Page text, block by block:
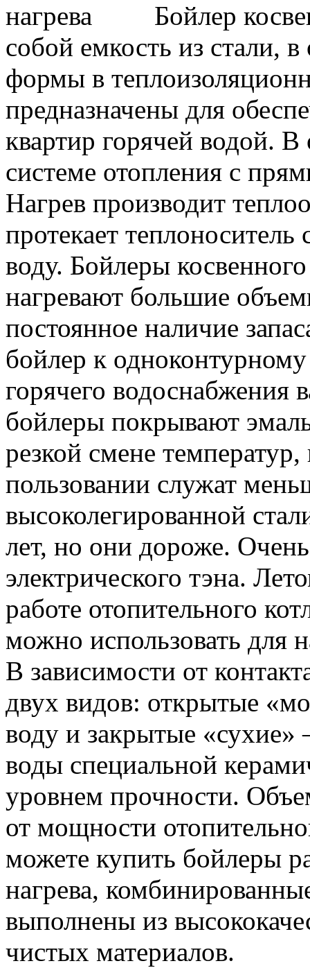
Бойлер
собой емкость из стали,
формы в
предназначены для
квартир горячей водой.
системе отопления с
Нагрев производит
протекает
воду. Бойлеры
нагревают большие
постоянное наличие
бойлер к
горячего водоснабжения
бойлеры покрывают
резкой смене
пользовании служат
высоколегированной
лет, но они дороже.
электрического тэна.
работе отопительного
можно использовать для
В зависимости от
двух видов: открытые
воду и закрытые «сухие»
воды специальной
уровнем прочности.
от мощности
можете купить бойлеры
нагрева,
выполнены из
чистых материалов.